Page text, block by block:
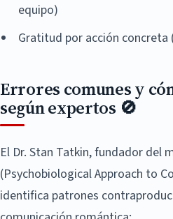
equipo)
Gratitud por acción
Errores comunes y
según expertos 🚫
El Dr. Stan Tatkin, fundador del
(Psychobiological Approach to
identifica patrones